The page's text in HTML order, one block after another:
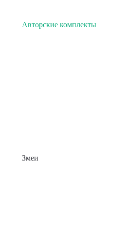
Авторские комплекты
Змеи